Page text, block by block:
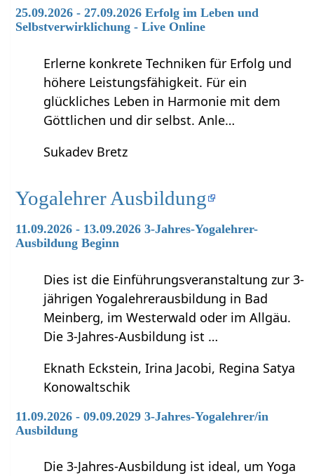
25.09.2026 - 27.09.2026 Erfolg im Leben und
Selbstverwirklichung - Live Online
Erlerne konkrete Techniken für Erfolg und
höhere Leistungsfähigkeit. Für ein
glückliches Leben in Harmonie mit dem
Göttlichen und dir selbst. Anle…
Sukadev Bretz
Yogalehrer Ausbildung
11.09.2026 - 13.09.2026 3-Jahres-Yogalehrer-
Ausbildung Beginn
Dies ist die Einführungsveranstaltung zur 3-
jährigen Yogalehrerausbildung in Bad
Meinberg, im Westerwald oder im Allgäu.
Die 3-Jahres-Ausbildung ist …
Eknath Eckstein, Irina Jacobi, Regina Satya
Konowaltschik
11.09.2026 - 09.09.2029 3-Jahres-Yogalehrer/in
Ausbildung
Die 3-Jahres-Ausbildung ist ideal, um Yoga